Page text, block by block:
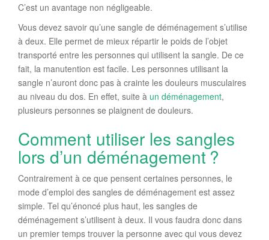
C’est un avantage non négligeable.
Vous devez savoir qu’une sangle de déménagement s’utilise
à deux. Elle permet de mieux répartir le poids de l’objet
transporté entre les personnes qui utilisent la sangle. De ce
fait, la manutention est facile. Les personnes utilisant la
sangle n’auront donc pas à crainte les douleurs musculaires
au niveau du dos. En effet, suite à un déménagement,
plusieurs personnes se plaignent de douleurs.
Comment utiliser les sangles
lors d’un déménagement ?
Contrairement à ce que pensent certaines personnes, le
mode d’emploi des sangles de déménagement est assez
simple. Tel qu’énoncé plus haut, les sangles de
déménagement s’utilisent à deux. Il vous faudra donc dans
un premier temps trouver la personne avec qui vous devez